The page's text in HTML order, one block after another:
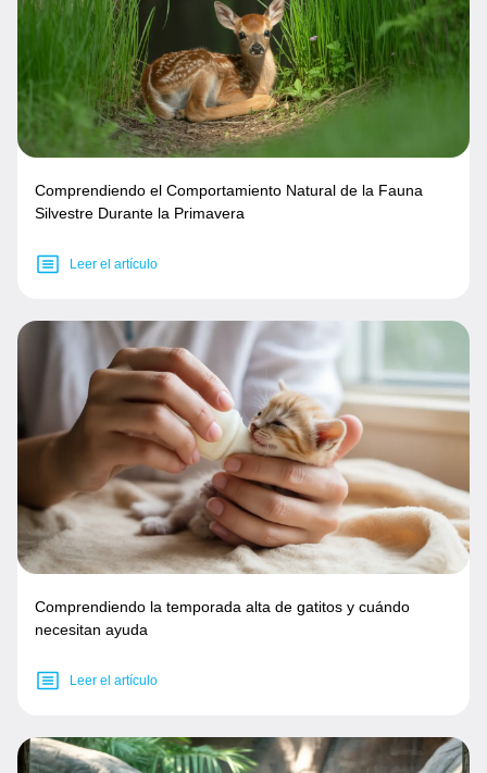
Comprendiendo el Comportamiento Natural de la Fauna
Silvestre Durante la Primavera
Leer el artículo
Comprendiendo la temporada alta de gatitos y cuándo
necesitan ayuda
Leer el artículo